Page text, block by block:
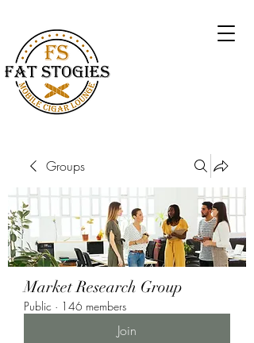
Groups
Market Research Group
Public · 146 members
Join